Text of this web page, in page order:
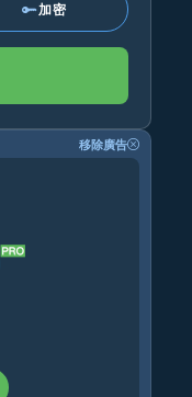
加密
移除廣告